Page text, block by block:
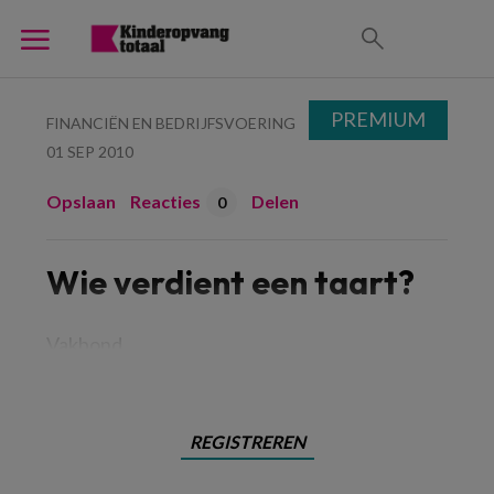
FINANCIËN EN BEDRIJFSVOERING
01 SEP 2010
Opslaan Reacties 0 Delen
Wie verdient een taart?
REGISTREREN
PREMIUM